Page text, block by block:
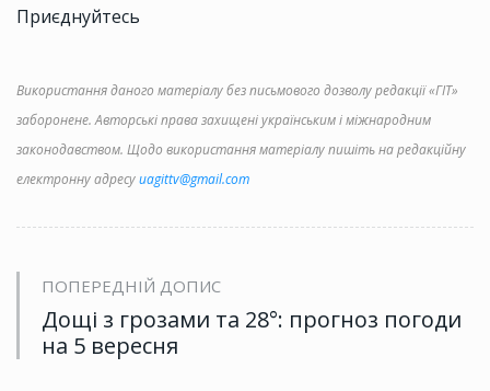
Приєднуйтесь
Використання даного матеріалу без письмового дозволу редакції «ГІТ»
заборонене. Авторські права захищені українським і міжнародним
законодавством. Щодо використання матеріалу пишіть на редакційну
електронну адресуuagittv@gmail.com
ПОПЕРЕДНІЙ ДОПИС
Дощі з грозами та 28°: прогноз погоди
на 5 вересня